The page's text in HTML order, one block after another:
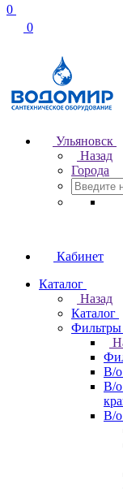
0
0
Ульяновск
Назад
Города
Кабинет
Каталог
Назад
Каталог
Фильтры
В/
В/
В/о